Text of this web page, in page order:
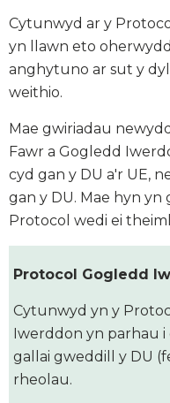
Cytunwyd ar y
yn llawn eto
anghytuno ar sut y
weithio.
Mae gwiriadau
Fawr a Gogledd
cyd gan y DU a'r UE,
gan y DU. Mae hyn
Protocol wedi ei
Protocol Gogledd
Cytunwyd yn y
Iwerddon yn parhau i
gallai gweddill y DU
rheolau.